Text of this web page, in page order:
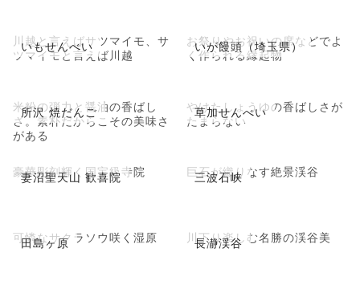
いもせんべい
川越と言えばサツマイモ、サ
ツマイモと言えば川越
いが饅頭（埼玉県）
お祭りやお祝いの席などでよ
く作られる縁起物
所沢 焼だんご
米粉の弾力と醤油の香ばし
さ。素朴だからこその美味さ
がある
草加せんべい
やけたしょうゆの香ばしさが
たまらない
妻沼聖天山 歓喜院
豪華彫刻輝く国宝級寺院 三波石峡
巨石が織りなす絶景渓谷
田島ヶ原
可憐なサクラソウ咲く湿原 長瀞渓谷
川下り楽しむ名勝の渓谷美